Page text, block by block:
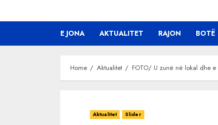
E JONA AKTUALITET RAJON BOTË
Home Aktualitet FOTO/ U zunë në lokal dhe
Aktualitet Slider